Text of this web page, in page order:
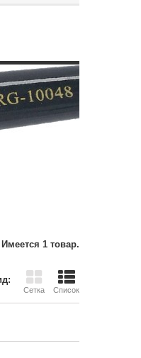
Имеется 1 товар.
Сетка Список